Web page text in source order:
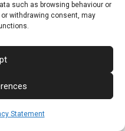
such as browsing behaviour or
withdrawing consent, may
Statement